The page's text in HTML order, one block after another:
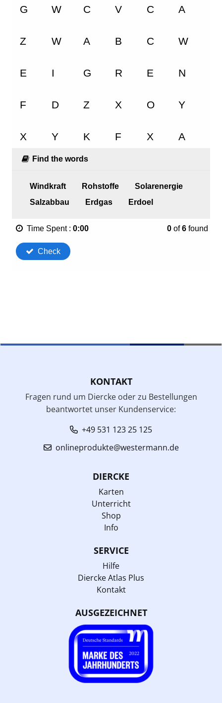
KONTAKT
Fragen rund um Diercke oder zu Bestellungen
beantwortet unser Kundenservice:
+49 531 123 25 125
onlineprodukte@westermann.de
DIERCKE
Karten
Unterricht
Shop
Info
SERVICE
Hilfe
Diercke Atlas Plus
Kontakt
AUSGEZEICHNET